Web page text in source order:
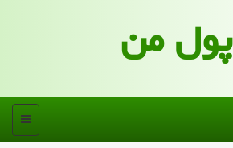
پول من
منو